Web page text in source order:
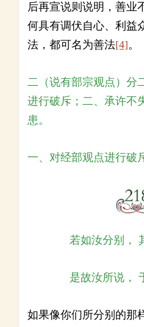
后再宣说则说明，善业
何具有调伏自心、利益
法，都可名为善法[4]。
二（说有部宗观点）分
进行破斥；二、承许不
患。
一、对经部观点进行破
若如汝分别，
是故汝所说，
如果像你们所分别的那